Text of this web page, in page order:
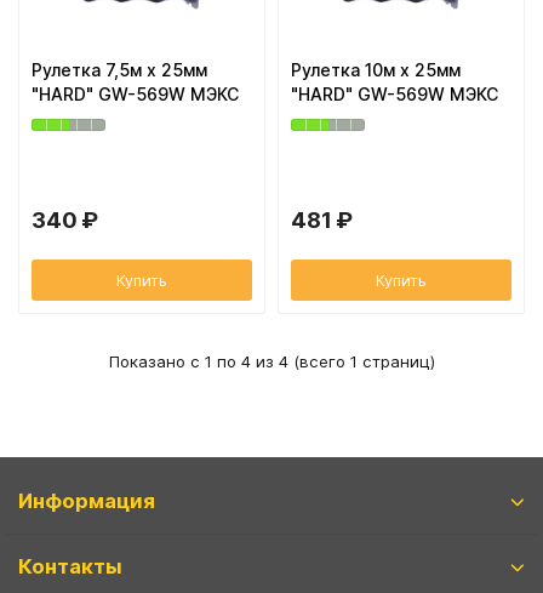
Рулетка 7,5м х 25мм
"HARD" GW-569W МЭКС
340 ₽
Купить
Рулетка 10м х 25мм
"HARD" GW-569W МЭКС
481 ₽
Купить
Показано с 1 по 4 из 4 (всего 1 страниц)
Информация
Контакты